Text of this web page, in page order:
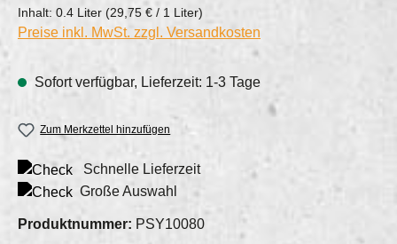
Inhalt: 0.4 Liter (29,75 € / 1 Liter)
Preise inkl. MwSt. zzgl. Versandkosten
Sofort verfügbar, Lieferzeit: 1-3 Tage
Zum Merkzettel hinzufügen
Schnelle Lieferzeit
Große Auswahl
Produktnummer: PSY10080